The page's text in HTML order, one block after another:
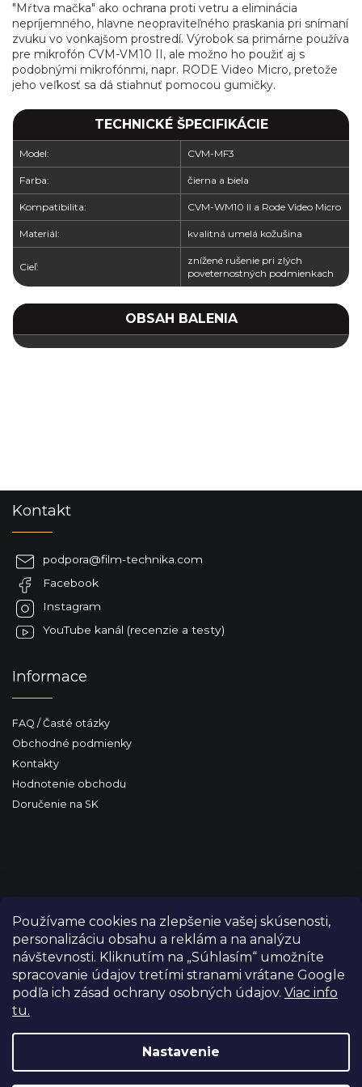
Používame cookies na zlepšenie vašej skúsenosti,
personalizáciu obsahu a reklám a na analýzu
návštevnosti. Kliknutím na „Súhlasím“ umožníte
spracovanie údajov tretími stranami vrátane Google
podľa ich zásad ochrany osobných údajov. Viac info
tu.
Nastavenie
"Mŕtva mačka" ako ochrana proti vetru a eliminácia
nepríjemného, hlavne neopraviteľného praskania pri snímaní
zvuku vo vonkajšom prostredí. Výrobok sa primárne používa
pre mikrofón CVM-VM10 II, ale možno ho použiť aj s
podobnými mikrofónmi, napr. RODE Video Micro, pretože
jeho veľkosť sa dá stiahnuť pomocou gumičky.
TECHNICKÉ ŠPECIFIKÁCIE
Model: CVM-MF3
Farba: čierna a biela
Kompatibilita: CVM-WM10 II a Rode Video Micro
Materiál: kvalitná umelá kožušina
Cieľ:
znížené rušenie pri zlých
poveternostných podmienkach
OBSAH BALENIA
Kontakt
podpora@film-technika.com
Facebook
Instagram
YouTube kanál (recenzie a testy)
Informace
FAQ / Časté otázky
Obchodné podmienky
Kontakty
Hodnotenie obchodu
Doručenie na SK
Copyright 2026FILM-TECHNIKA. Všetky práva vyhradené.
Upraviť nastavenie cookies